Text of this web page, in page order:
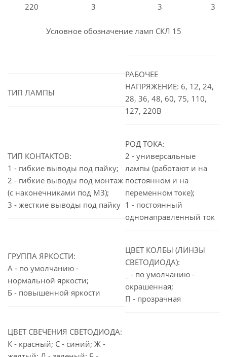
220
3 3 3
Условное обозначение ламп СКЛ 15
ТИП ЛАМПЫ
РАБОЧЕЕ
НАПРЯЖЕНИЕ: 6, 12, 24,
28, 36, 48, 60, 75, 110,
127, 220В
ТИП КОНТАКТОВ:
1 - гибкие выводы под пайку;
2 - гибкие выводы под монтаж
(с наконечниками под М3);
3 - жесткие выводы под пайку
РОД ТОКА:
2 - универсальные
лампы (работают и на
постоянном и на
переменном токе);
1 - постоянный
однонаправленный ток
ГРУППА ЯРКОСТИ:
А - по умолчанию -
нормальной яркости;
Б - повышенной яркости
ЦВЕТ КОЛБЫ (ЛИНЗЫ
СВЕТОДИОДА):
_ - по умолчанию -
окрашенная;
П - прозрачная
ЦВЕТ СВЕЧЕНИЯ СВЕТОДИОДА:
К - красный; С - синий; Ж -